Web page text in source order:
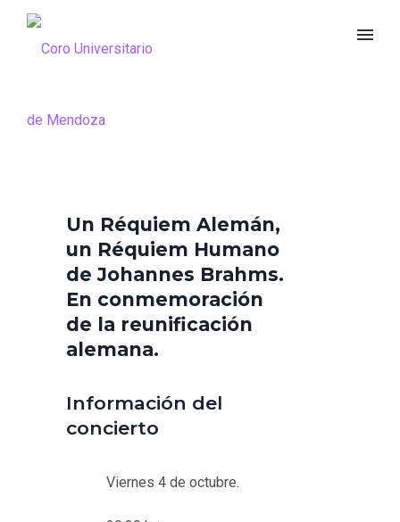
Un Réquiem Alemán,
un Réquiem Humano
de Johannes Brahms.
En conmemoración
de la reunificación
alemana.
Información del
concierto
Viernes 4 de octubre.